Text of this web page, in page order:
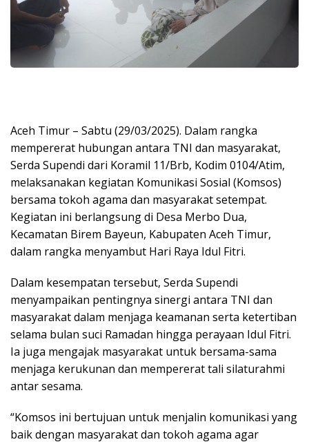
Aceh Timur – Sabtu (29/03/2025). Dalam rangka
mempererat hubungan antara TNI dan masyarakat,
Serda Supendi dari Koramil 11/Brb, Kodim 0104/Atim,
melaksanakan kegiatan Komunikasi Sosial (Komsos)
bersama tokoh agama dan masyarakat setempat.
Kegiatan ini berlangsung di Desa Merbo Dua,
Kecamatan Birem Bayeun, Kabupaten Aceh Timur,
dalam rangka menyambut Hari Raya Idul Fitri.
Dalam kesempatan tersebut, Serda Supendi
menyampaikan pentingnya sinergi antara TNI dan
masyarakat dalam menjaga keamanan serta ketertiban
selama bulan suci Ramadan hingga perayaan Idul Fitri.
Ia juga mengajak masyarakat untuk bersama-sama
menjaga kerukunan dan mempererat tali silaturahmi
antar sesama.
“Komsos ini bertujuan untuk menjalin komunikasi yang
baik dengan masyarakat dan tokoh agama agar